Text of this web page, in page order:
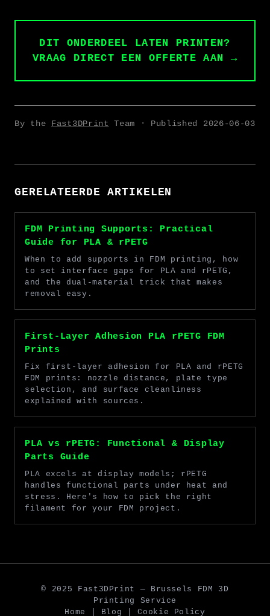
DIT ONDERDEEL LATEN PRINTEN?
VRAAG DIRECT EEN OFFERTE AAN →
By the Fast3DPrint Team · Published 2026-06-03
GERELATEERDE ARTIKELEN
FDM Printing Supports: Practical
Guide for PLA & rPETG
When to add supports in FDM printing, how
to set interface gaps for PLA and rPETG,
and the dual-material trick that makes
removal easy.
First-Layer Adhesion PLA rPETG FDM
Prints
Fix first-layer adhesion for PLA and rPETG
FDM prints: nozzle distance, plate type
selection, and surface cleanliness
explained with sources.
PLA vs rPETG: Functional & Display
Parts Guide
PLA excels at display models; rPETG
handles functional parts under heat and
stress. Here's how to pick the right
filament for your FDM project.
© 2025 Fast3DPrint — Brussels FDM 3D
Printing Service
Home
Blog |Cookie Policy